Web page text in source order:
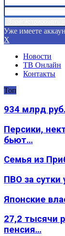
Уже имеете
X
Новости
ТВ Онлайн
Контакты
Топ
934 млрд
Персики,
бьют…
Семья из
ПВО за
Японские
27,2 тысячи
пенсия…